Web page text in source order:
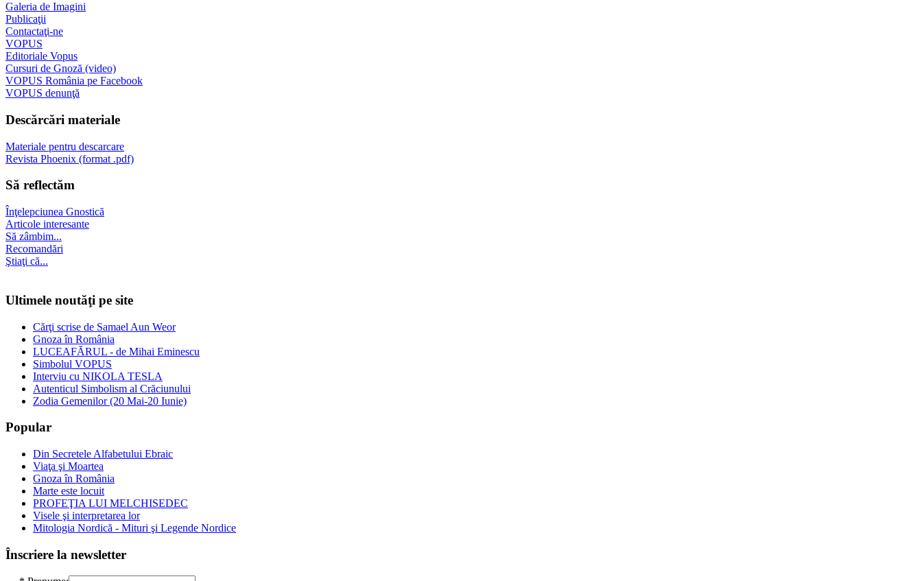
Galeria de Imagini
Publicaţii
Contactaţi-ne
VOPUS
Editoriale Vopus
Cursuri de Gnoză (video)
VOPUS România pe Facebook
VOPUS denunţă
Descărcări materiale
Materiale pentru descarcare
Revista Phoenix (format .pdf)
Să reflectăm
Înţelepciunea Gnostică
Articole interesante
Să zâmbim...
Recomandări
Ştiaţi că...
Ultimele noutăţi pe site
Cărţi scrise de Samael Aun Weor
Gnoza în România
LUCEAFĂRUL - de Mihai Eminescu
Simbolul VOPUS
Interviu cu NIKOLA TESLA
Autenticul Simbolism al Crăciunului
Zodia Gemenilor (20 Mai-20 Iunie)
Popular
Din Secretele Alfabetului Ebraic
Viaţa şi Moartea
Gnoza în România
Marte este locuit
PROFEŢIA LUI MELCHISEDEC
Visele şi interpretarea lor
Mitologia Nordică - Mituri şi Legende Nordice
Înscriere la newsletter